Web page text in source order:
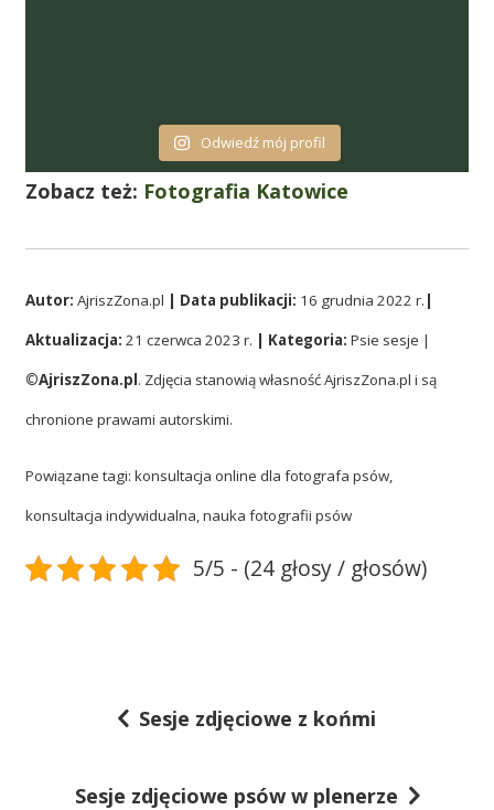
Odwiedź mój profil
Zobacz też: Fotografia Katowice
Autor: AjriszZona.pl | Data publikacji: 16 grudnia 2022 r. |
Aktualizacja: 21 czerwca 2023 r. | Kategoria: Psie sesje |
©AjriszZona.pl. Zdjęcia stanowią własność AjriszZona.pl i są
chronione prawami autorskimi.
Powiązane tagi: konsultacja online dla fotografa psów,
konsultacja indywidualna, nauka fotografii psów
5/5 - (24 głosy / głosów)
Sesje zdjęciowe z końmi
Sesje zdjęciowe psów w plenerze